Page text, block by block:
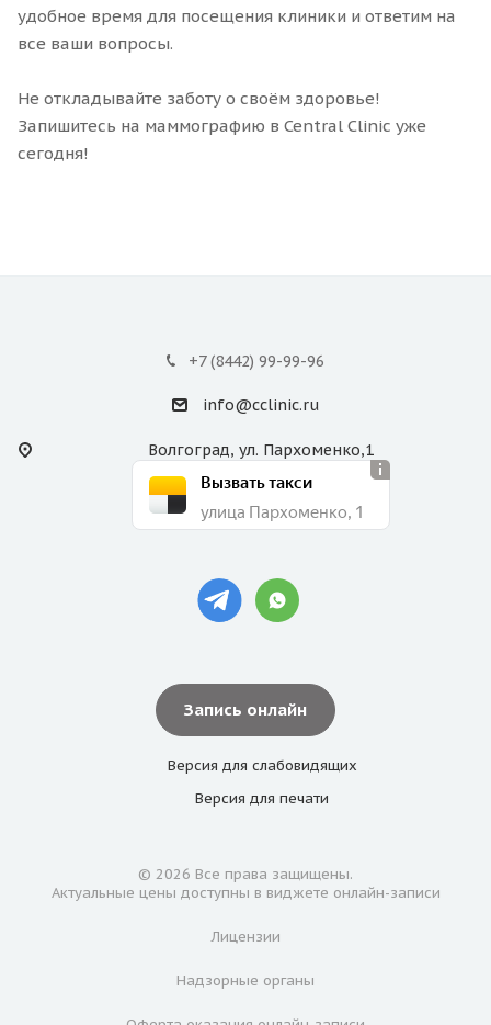
удобное время для посещения клиники и ответим на
все ваши вопросы.
Не откладывайте заботу о своём здоровье!
Запишитесь на маммографию в Central Clinic уже
сегодня!
+7 (8442) 99-99-96
info@cclinic.ru
Волгоград, ул. Пархоменко,1
Вызвать такси
улица Пархоменко, 1
Запись онлайн
Версия для слабовидящих
Версия для печати
© 2026 Все права защищены.
Актуальные цены доступны в виджете онлайн-записи
Лицензии
Надзорные органы